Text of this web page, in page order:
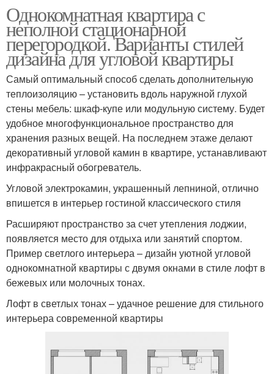
Однокомнатная квартира с
неполной стационарной
перегородкой. Варианты стилей
дизайна для угловой квартиры
Самый оптимальный способ сделать дополнительную
теплоизоляцию – установить вдоль наружной глухой
стены мебель: шкаф-купе или модульную систему. Будет
удобное многофункциональное пространство для
хранения разных вещей. На последнем этаже делают
декоративный угловой камин в квартире, устанавливают
инфракрасный обогреватель.
Угловой электрокамин, украшенный лепниной, отлично
впишется в интерьер гостиной классического стиля
Расширяют пространство за счет утепления лоджии,
появляется место для отдыха или занятий спортом.
Пример светлого интерьера – дизайн уютной угловой
однокомнатной квартиры с двумя окнами в стиле лофт в
бежевых или молочных тонах.
Лофт в светлых тонах – удачное решение для стильного
интерьера современной квартиры